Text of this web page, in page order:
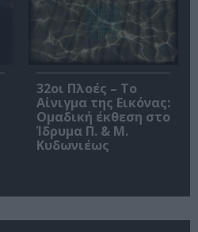
32οι Πλοές – Το
Αίνιγμα της Εικόνας:
Ομαδική έκθεση στο
Ίδρυμα Π. & Μ.
Κυδωνιέως